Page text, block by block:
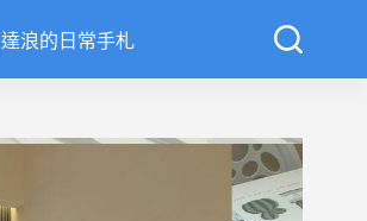
達浪的日常手札